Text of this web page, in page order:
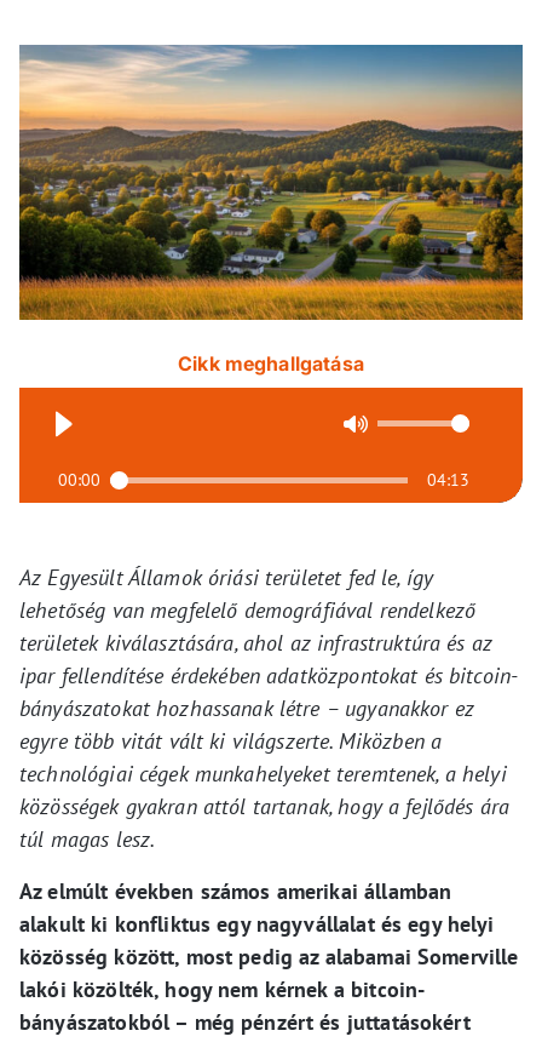
Cikk meghallgatása
00:00 04:13
Az Egyesült Államok óriási területet fed le, így
lehetőség van megfelelő demográfiával rendelkező
területek kiválasztására, ahol az infrastruktúra és az
ipar fellendítése érdekében adatközpontokat és bitcoin-
bányászatokat hozhassanak létre – ugyanakkor ez
egyre több vitát vált ki világszerte. Miközben a
technológiai cégek munkahelyeket teremtenek, a helyi
közösségek gyakran attól tartanak, hogy a fejlődés ára
túl magas lesz.
Az elmúlt években számos amerikai államban
alakult ki konfliktus egy nagyvállalat és egy helyi
közösség között, most pedig az alabamai Somerville
lakói közölték, hogy nem kérnek a bitcoin-
bányászatokból – még pénzért és juttatásokért